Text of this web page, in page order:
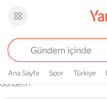
Ana Sayfa Spor Türkiye
Buradasın
Gündem›